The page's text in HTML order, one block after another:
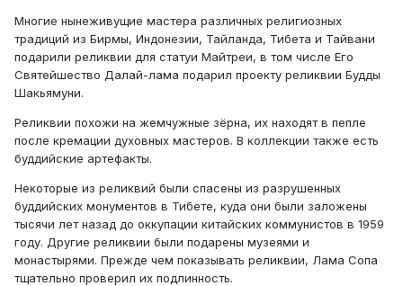
Многие нынеживущие мастера различных религиозных
традиций из Бирмы, Индонезии, Тайланда, Тибета и Тайвани
подарили реликвии для статуи Майтреи, в том числе Его
Святейшество Далай-лама подарил проекту реликвии Будды
Шакьямуни.
Реликвии похожи на жемчужные зёрна, их находят в пепле
после кремации духовных мастеров. В коллекции также есть
буддийские артефакты.
Некоторые из реликвий были спасены из разрушенных
буддийских монументов в Тибете, куда они были заложены
тысячи лет назад до оккупации китайских коммунистов в 1959
году. Другие реликвии были подарены музеями и
монастырями. Прежде чем показывать реликвии, Лама Сопа
тщательно проверил их подлинность.